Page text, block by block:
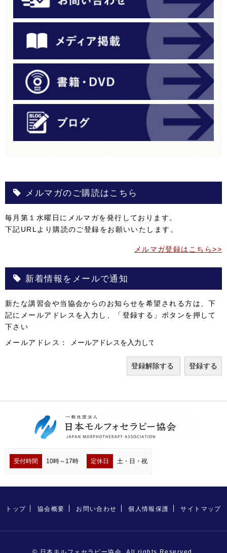
メルマガのご購読はこちら
毎月第１水曜日にメルマガを発行しております。
下記URLより購読のご登録をお願いいたします。
メルマガ登録はこちら>>
新着情報をメールで通知
新たな講習会や当協会からのお知らせを希望される方は、下
記にメールアドレスを入力し、「登録する」ボタンを押して
下さい
メールアドレス：
受付時間 10時～17時 定休日 土・日・祝
トップ 協会概要 お問い合わせ 個人情報保護 サイトマップ